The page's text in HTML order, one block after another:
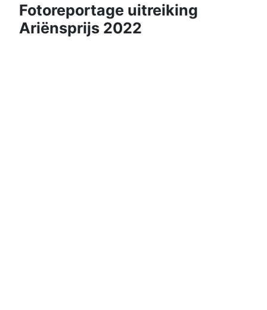
Fotoreportage uitreiking
Ariënsprijs 2022